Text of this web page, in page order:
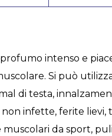
intenso e
Si può
di testa,
infette, ferite lievi,
da sport,